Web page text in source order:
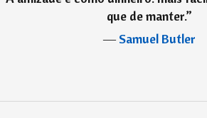
que de manter.”
―Samuel Butler